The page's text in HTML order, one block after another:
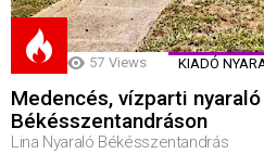
57 Views KIADÓ
Medencés, vízparti
Békésszentandráson
Lina Nyaraló Békésszentandrás